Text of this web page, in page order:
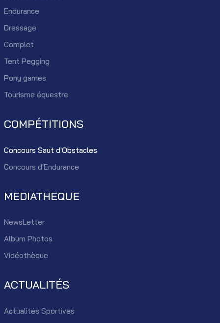
Endurance
Dressage
Complet
Tent Pegging
Pony games
Tourisme équestre
COMPÉTITIONS
Concours Saut d'Obstacles
Concours d'Endurance
MEDIATHEQUE
NewsLetter
Album Photos
Vidéothèque
ACTUALITÉS
Actualités Sportives